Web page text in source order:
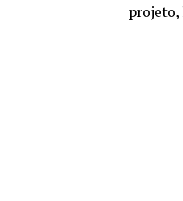
projeto,